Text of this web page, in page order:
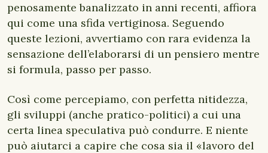
penosamente banalizzato in anni recenti, affiora
qui come una sfida vertiginosa. Seguendo
queste lezioni, avvertiamo con rara evidenza la
sensazione dell’elaborarsi di un pensiero mentre
si formula, passo per passo.
Così come percepiamo, con perfetta nitidezza,
gli sviluppi (anche pratico-politici) a cui una
certa linea speculativa può condurre. E niente
può aiutarci a capire che cosa sia il «lavoro del